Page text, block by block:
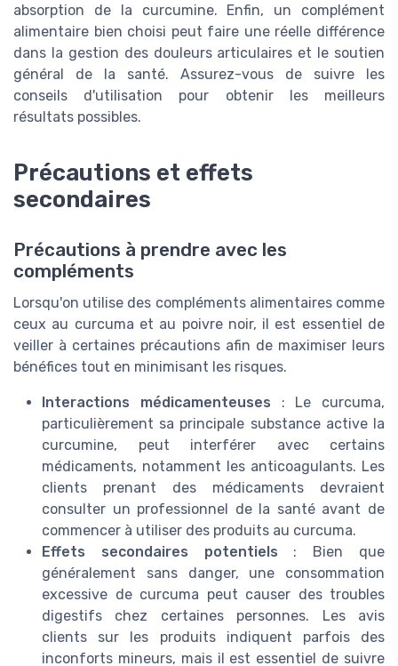
absorption de la curcumine. Enfin, un complément
alimentaire bien choisi peut faire une réelle différence
dans la gestion des douleurs articulaires et le soutien
général de la santé. Assurez-vous de suivre les
conseils d'utilisation pour obtenir les meilleurs
résultats possibles.
Précautions et effets
secondaires
Précautions à prendre avec les
compléments
Lorsqu'on utilise des compléments alimentaires comme
ceux au curcuma et au poivre noir, il est essentiel de
veiller à certaines précautions afin de maximiser leurs
bénéfices tout en minimisant les risques.
Interactions médicamenteuses : Le curcuma,
particulièrement sa principale substance active la
curcumine, peut interférer avec certains
médicaments, notamment les anticoagulants. Les
clients prenant des médicaments devraient
consulter un professionnel de la santé avant de
commencer à utiliser des produits au curcuma.
Effets secondaires potentiels : Bien que
généralement sans danger, une consommation
excessive de curcuma peut causer des troubles
digestifs chez certaines personnes. Les avis
clients sur les produits indiquent parfois des
inconforts mineurs, mais il est essentiel de suivre